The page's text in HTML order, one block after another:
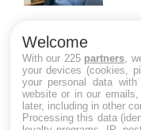
Welcome
With our 225 partners ,
your devices (cookies,
your personal data
website or in our
later, including in other
Processing this data